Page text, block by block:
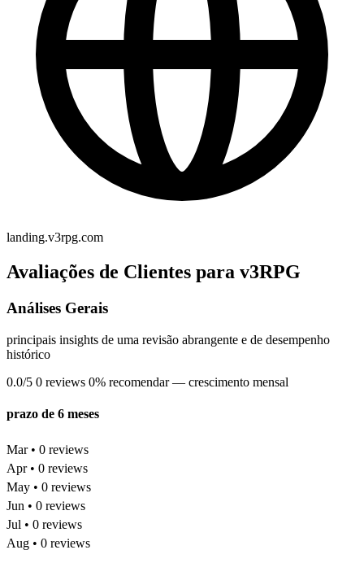
landing.v3rpg.com
Avaliações de Clientes para v3RPG
Análises Gerais
principais insights de uma revisão abrangente e de desempenho
histórico
0.0/5 0 reviews 0% recomendar — crescimento mensal
prazo de 6 meses
Mar • 0 reviews
Apr • 0 reviews
May • 0 reviews
Jun • 0 reviews
Jul • 0 reviews
Aug • 0 reviews